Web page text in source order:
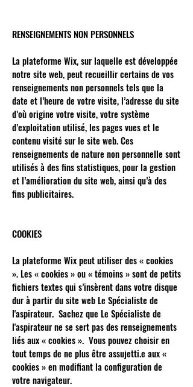
RENSEIGNEMENTS NON PERSONNELS
La plateforme Wix, sur laquelle est développée
notre site web, peut recueillir certains de vos
renseignements non personnels tels que la
date et l’heure de votre visite, l’adresse du site
d’où origine votre visite, votre système
d’exploitation utilisé, les pages vues et le
contenu visité sur le site web. Ces
renseignements de nature non personnelle sont
utilisés à des fins statistiques, pour la gestion
et l’amélioration du site web, ainsi qu’à des
fins publicitaires.
COOKIES
La plateforme Wix peut utiliser des « cookies
». Les « cookies » ou « témoins » sont de petits
fichiers textes qui s’insèrent dans votre disque
dur à partir du site web Le Spécialiste de
l'aspirateur. Sachez que Le Spécialiste de
l'aspirateur ne se sert pas des renseignements
liés aux « cookies ». Vous pouvez choisir en
tout temps de ne plus être assujetti.e aux «
cookies » en modifiant la configuration de
votre navigateur.